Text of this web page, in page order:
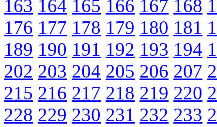
163 164 165 166 167 168
176 177 178 179 180 181
189 190 191 192 193 194
202 203 204 205 206 207
215 216 217 218 219 220
228 229 230 231 232 233